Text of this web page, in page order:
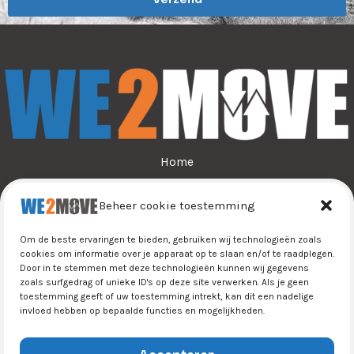
Beheer cookie toestemming
Om de beste ervaringen te bieden, gebruiken wij technologieën zoals
cookies om informatie over je apparaat op te slaan en/of te raadplegen.
Door in te stemmen met deze technologieën kunnen wij gegevens
zoals surfgedrag of unieke ID's op deze site verwerken. Als je geen
toestemming geeft of uw toestemming intrekt, kan dit een nadelige
invloed hebben op bepaalde functies en mogelijkheden.
*
Home
Sporten
Tijn&Do
Winkel
Contact